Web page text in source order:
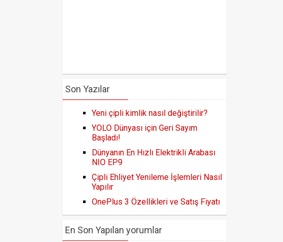
Son Yazılar
Yeni çipli kimlik nasıl değiştirilir?
YOLO Dünyası için Geri Sayım
Başladı!
Dünyanın En Hızlı Elektrikli Arabası
NIO EP9
Çipli Ehliyet Yenileme İşlemleri Nasıl
Yapılır
OnePlus 3 Özellikleri ve Satış Fiyatı
En Son Yapılan yorumlar